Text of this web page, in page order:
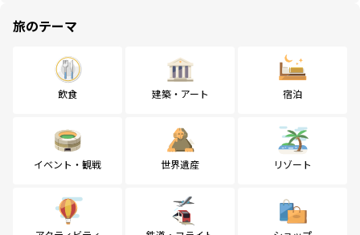
旅のテーマ
飲食 建築・アート 宿泊
イベント・観戦 世界遺産 リゾート